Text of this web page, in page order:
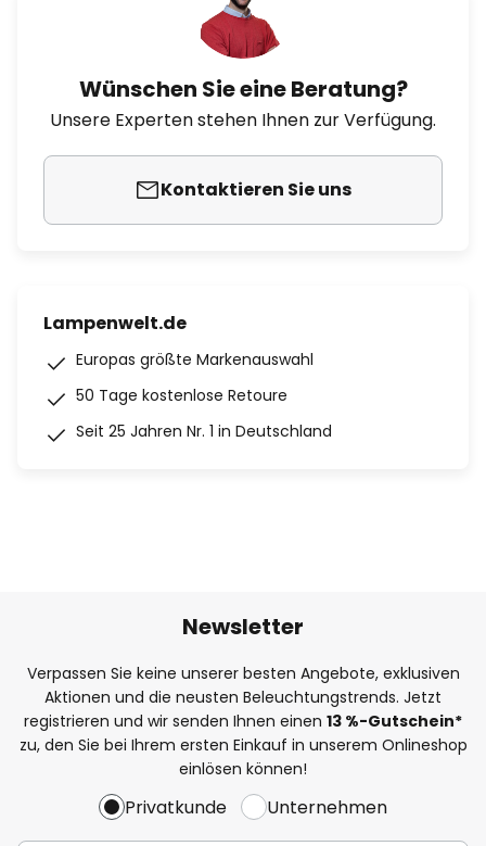
Wünschen Sie eine Beratung?
Unsere Experten stehen Ihnen zur Verfügung.
Kontaktieren Sie uns
Lampenwelt.de
Europas größte Markenauswahl
50 Tage kostenlose Retoure
Seit 25 Jahren Nr. 1 in Deutschland
Newsletter
Verpassen Sie keine unserer besten Angebote, exklusiven
Aktionen und die neusten Beleuchtungstrends. Jetzt
registrieren und wir senden Ihnen einen 13 %-Gutschein*
zu, den Sie bei Ihrem ersten Einkauf in unserem Onlineshop
einlösen können!
Privatkunde Unternehmen